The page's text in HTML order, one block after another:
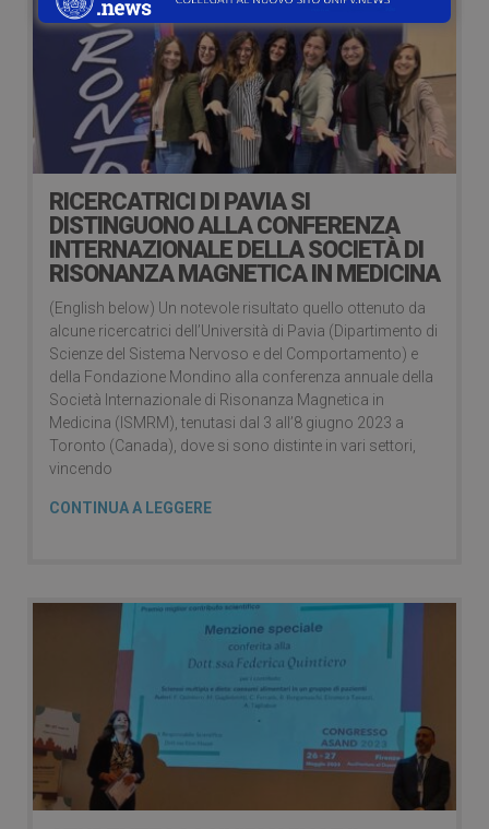
RICERCATRICI DI PAVIA SI
DISTINGUONO ALLA CONFERENZA
INTERNAZIONALE DELLA SOCIETÀ DI
RISONANZA MAGNETICA IN MEDICINA
(English below) Un notevole risultato quello ottenuto da
alcune ricercatrici dell’Università di Pavia (Dipartimento di
Scienze del Sistema Nervoso e del Comportamento) e
della Fondazione Mondino alla conferenza annuale della
Società Internazionale di Risonanza Magnetica in
Medicina (ISMRM), tenutasi dal 3 all’8 giugno 2023 a
Toronto (Canada), dove si sono distinte in vari settori,
vincendo
CONTINUA A LEGGERE